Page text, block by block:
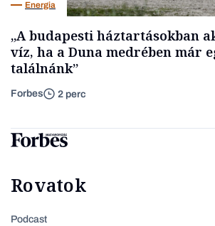
Energia
„A budapesti háztartásokban
víz, ha a Duna medrében már
találnánk”
Forbes 2 perc
Rovatok
Podcast